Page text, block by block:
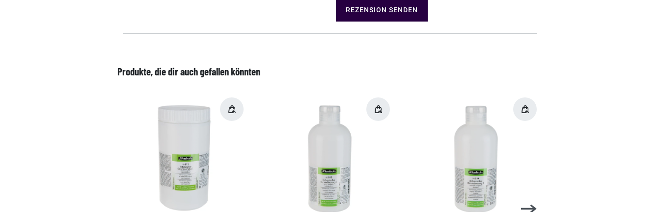
REZENSION SENDEN
Produkte, die dir auch gefallen könnten